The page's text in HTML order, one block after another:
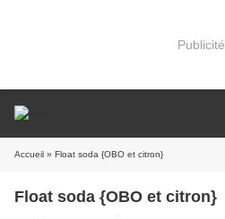
Publicité
Accueil » Float soda {OBO et citron}
Float soda {OBO et citron}